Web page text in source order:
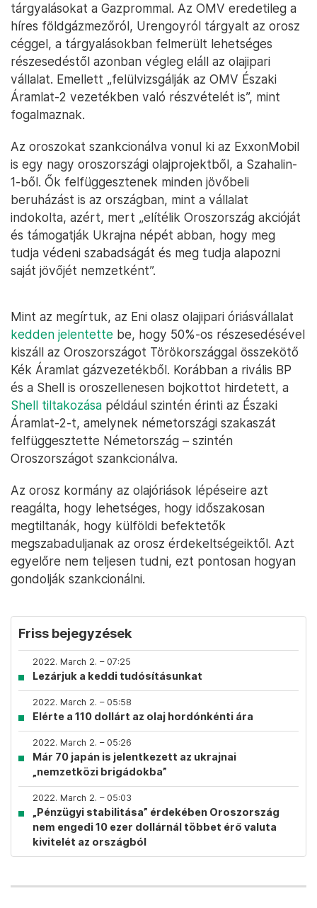
tárgyalásokat a Gazprommal. Az OMV eredetileg a
híres földgázmezőról, Urengoyról tárgyalt az orosz
céggel, a tárgyalásokban felmerült lehetséges
részesedéstől azonban végleg eláll az olajipari
vállalat. Emellett „felülvizsgálják az OMV Északi
Áramlat-2 vezetékben való részvételét is”, mint
fogalmaznak.
Az oroszokat szankcionálva vonul ki az ExxonMobil
is egy nagy oroszországi olajprojektből, a Szahalin-
1-ből. Ők felfüggesztenek minden jövőbeli
beruházást is az országban, mint a vállalat
indokolta, azért, mert „elítélik Oroszország akcióját
és támogatják Ukrajna népét abban, hogy meg
tudja védeni szabadságát és meg tudja alapozni
saját jövőjét nemzetként”.
Mint az megírtuk, az Eni olasz olajipari óriásvállalat
kedden jelentette be, hogy 50%-os részesedésével
kiszáll az Oroszországot Törökországgal összekötő
Kék Áramlat gázvezetékből. Korábban a rivális BP
és a Shell is oroszellenesen bojkottot hirdetett, a
Shell tiltakozása például szintén érinti az Északi
Áramlat-2-t, amelynek németországi szakaszát
felfüggesztette Németország – szintén
Oroszországot szankcionálva.
Az orosz kormány az olajóriások lépéseire azt
reagálta, hogy lehetséges, hogy időszakosan
megtiltanák, hogy külföldi befektetők
megszabaduljanak az orosz érdekeltségeiktől. Azt
egyelőre nem teljesen tudni, ezt pontosan hogyan
gondolják szankcionálni.
Friss bejegyzések
2022. March 2. – 07:25
Lezárjuk a keddi tudósításunkat
2022. March 2. – 05:58
Elérte a 110 dollárt az olaj hordónkénti ára
2022. March 2. – 05:26
Már 70 japán is jelentkezett az ukrajnai
„nemzetközi brigádokba”
2022. March 2. – 05:03
„Pénzügyi stabilitása” érdekében Oroszország
nem engedi 10 ezer dollárnál többet érő valuta
kivitelét az országból